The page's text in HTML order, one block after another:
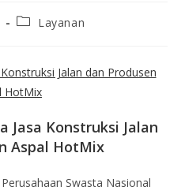
Layanan
Jalan dan Produsen
HotMix
Jasa Konstruksi Jalan
Aspal HotMix
Swasta Nasional